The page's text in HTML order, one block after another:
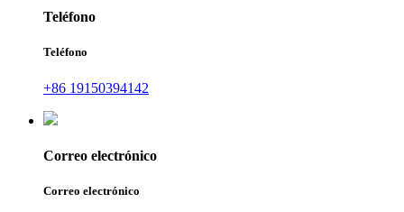
Teléfono
Teléfono
+86 19150394142
Correo electrónico
Correo electrónico